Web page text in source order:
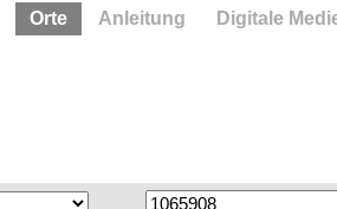
Orte Anleitung Digitale